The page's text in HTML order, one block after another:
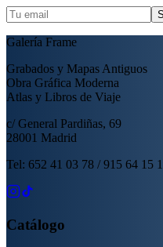
Galería Frame
Grabados y Mapas Antiguos
Obra Gráfica Moderna
Atlas y Libros de Viaje
c/ General Pardiñas, 69
28001 Madrid
Tel: 652 41 03 78 / 915 64 15
Catálogo